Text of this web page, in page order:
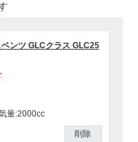
ンツ GLCクラス GLC25
量:2000cc
削除